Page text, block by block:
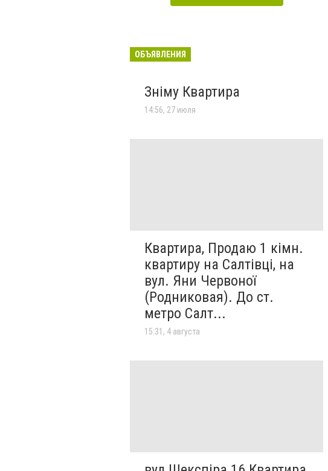
ОБЪЯВЛЕНИЯ
Зніму Квартира
14:56, 27 июля
Квартира, Продаю 1 кімн.
квартиру на Салтівці, на
вул. Яни Червоної
(Родниковая). До ст.
метро Салт...
15:31, 4 августа